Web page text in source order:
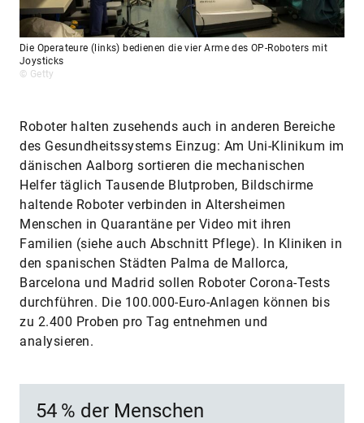
Die Operateure (links) bedienen die vier Arme des OP-Roboters mit
Joysticks
© Getty
Roboter halten zusehends auch in anderen Bereiche
des Gesundheitssystems Einzug: Am Uni-Klinikum im
dänischen Aalborg sortieren die mechanischen
Helfer täglich Tausende Blutproben, Bildschirme
haltende Roboter verbinden in Altersheimen
Menschen in Quarantäne per Video mit ihren
Familien (siehe auch Abschnitt Pflege). In Kliniken in
den spanischen Städten Palma de Mallorca,
Barcelona und Madrid sollen Roboter Corona-Tests
durchführen. Die 100.000-Euro-Anlagen können bis
zu 2.400 Proben pro Tag entnehmen und
analysieren.
54 % der Menschen